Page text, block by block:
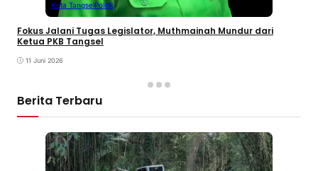
Kota TangselPolitik
Fokus Jalani Tugas Legislator, Muthmainah Mundur dari
Ketua PKB Tangsel
11 Juni 2026
Berita Terbaru